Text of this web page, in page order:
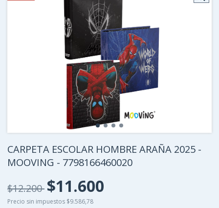
CARPETA ESCOLAR HOMBRE ARAÑA 2025 -
MOOVING - 7798166460020
$12.200 $11.600
Precio sin impuestos $9.586,78